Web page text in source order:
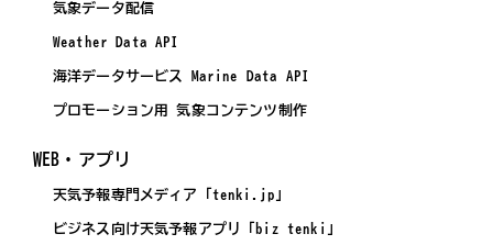
気象データ配信
Weather Data API
海洋データサービス Marine Data API
プロモーション用 気象コンテンツ制作
WEB・アプリ
天気予報専門メディア「tenki.jp」
ビジネス向け天気予報アプリ「biz tenki」